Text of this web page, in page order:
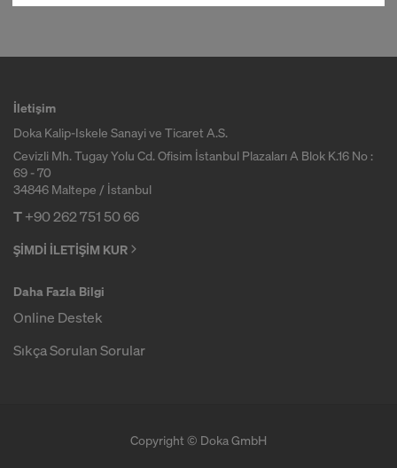
İletişim
Doka Kalip-Iskele Sanayi ve Ticaret A.S.
Cevizli Mh. Tugay Yolu Cd. Ofisim İstanbul Plazaları A Blok K.16 No :
69 - 70
34846 Maltepe / İstanbul
T+90 262 751 50 66
ŞİMDİ İLETİŞİM KUR
Daha Fazla Bilgi
Online Destek
Sıkça Sorulan Sorular
Copyright © Doka GmbH